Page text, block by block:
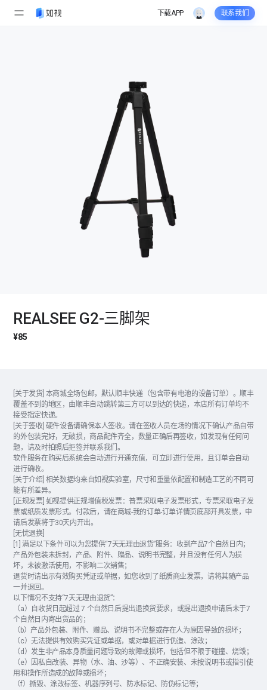
下载APP 联系我们
REALSEE G2-三脚架
¥85
[关于发货] 本商城全场包邮，默认顺丰快递（包含带有电池的设备订单）。顺丰
覆盖不到的地区，由顺丰自动跳转第三方可以到达的快递，本店所有订单均不
接受指定快递。
[关于签收] 硬件设备请确保本人签收。请在签收人员在场的情况下确认产品自带
的外包装完好，无破损，商品配件齐全，数量正确后再签收，如发现有任何问
题，请及时拍照后拒签并联系我们。
软件服务在购买后系统会自动进行开通充值，可立即进行使用，且订单会自动
进行确收。
[关于介绍] 相关数据均来自如视实验室，尺寸和重量依配置和制造工艺的不同可
能有所差异。
[正规发票] 如视提供正规增值税发票：普票采取电子发票形式，专票采取电子发
票或纸质发票形式。付款后，请在商城-我的订单-订单详情页底部开具发票，申
请后发票将于30天内开出。
[无忧退换]
[1] 满足以下条件可以为您提供“7天无理由退货”服务：收到产品7个自然日内；
产品外包装未拆封，产品、附件、赠品、说明书完整，并且没有任何人为损
坏，未被激活使用，不影响二次销售；
退货时请出示有效购买凭证或单据，如您收到了纸质商业发票，请将其随产品
一并退回。
以下情况不支持“7天无理由退货”：
（a）自收货日起超过 7 个自然日后提出退换货要求，或提出退换申请后未于7
个自然日内寄出货品的；
（b）产品外包装、附件、赠品、说明书不完整或存在人为原因导致的损坏；
（c）无法提供有效购买凭证或单据，或对单据进行伪造、涂改；
（d）发生非产品本身质量问题导致的故障或损坏，包括但不限于碰撞、烧毁；
（e）因私自改装、异物（水、油、沙等）、不正确安装、未按说明书或指引使
用和操作所造成的故障或损坏；
（f）撕毁、涂改标签、机器序列号、防水标记、防伪标记等；